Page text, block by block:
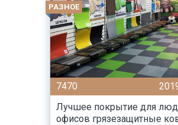
РАЗНОЕ
7470
Лучшее покрытие для
офисов грязезащитные